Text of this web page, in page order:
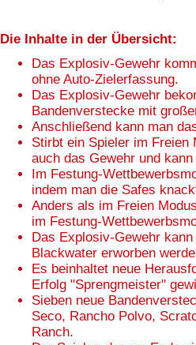
Die Inhalte in der Übersicht:
Das Explosiv-Gewehr
ohne Auto-Zielerfassung.
Das Explosiv-Gewehr
Bandenverstecke mit
Anschließend kann man
Stirbt ein Spieler im Freien
auch das Gewehr und
Im Festung-
indem man die Safes
Anders als im Freien
im Festung-
Das Explosiv-Gewehr
Blackwater erworben
Es beinhaltet neue
Erfolg "Sprengmeister"
Sieben neue
Seco, Rancho Polvo,
Ranch.